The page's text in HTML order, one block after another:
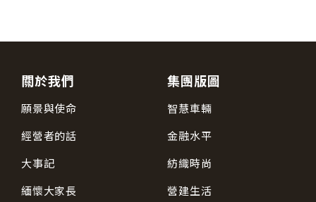
關於我們
願景與使命
經營者的話
大事記
緬懷大家長
集團版圖
智慧車輛
金融水平
紡織時尚
營建生活